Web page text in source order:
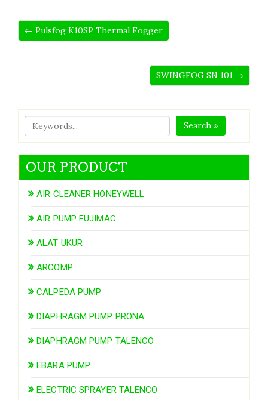
← Pulsfog K10SP Thermal Fogger
SWINGFOG SN 101 →
Search »
OUR PRODUCT
AIR CLEANER HONEYWELL
AIR PUMP FUJIMAC
ALAT UKUR
ARCOMP
CALPEDA PUMP
DIAPHRAGM PUMP PRONA
DIAPHRAGM PUMP TALENCO
EBARA PUMP
ELECTRIC SPRAYER TALENCO